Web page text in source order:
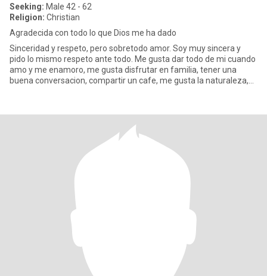
Seeking: Male 42 - 62
Religion: Christian
Agradecida con todo lo que Dios me ha dado
Sinceridad y respeto, pero sobretodo amor. Soy muy sincera y
pido lo mismo respeto ante todo. Me gusta dar todo de mi cuando
amo y me enamoro, me gusta disfrutar en familia, tener una
buena conversacion, compartir un cafe, me gusta la naturaleza,